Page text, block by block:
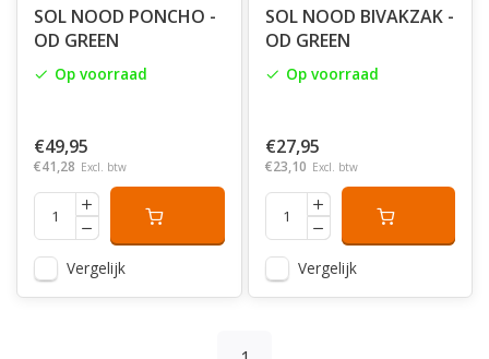
SOL NOOD PONCHO -
OD GREEN
Op voorraad
€49,95
€41,28 Excl. btw
Vergelijk
SOL NOOD BIVAKZAK -
OD GREEN
Op voorraad
€27,95
€23,10 Excl. btw
Vergelijk